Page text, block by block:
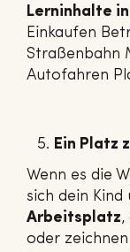
Lerninhalte
Einkaufen
Straßenbahn
Autofahren
Ein Platz
Wenn es die
sich dein Kind
Arbeitsplatz,
oder